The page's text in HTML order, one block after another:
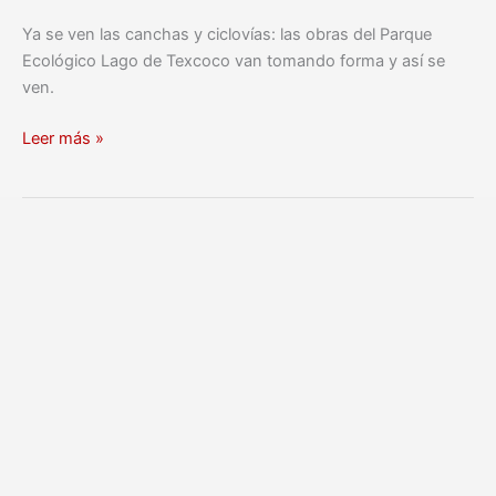
Ya se ven las canchas y ciclovías: las obras del Parque
Ecológico Lago de Texcoco van tomando forma y así se
ven.
Leer más »